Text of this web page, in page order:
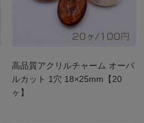
高品質アクリルチャーム オーバ
ルカット 1穴 18×25mm【20
ヶ】